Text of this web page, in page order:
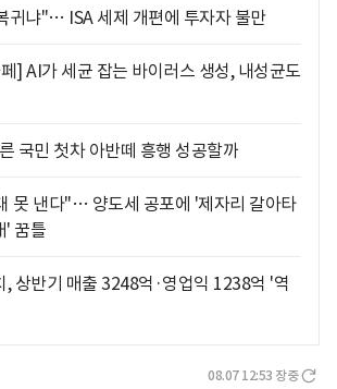
귀냐"… ISA 세제 개편에 투자자 불만
] AI가 세균 잡는 바이러스 생성, 내성균도
국민 첫차 아반떼 흥행 성공할까
못 낸다"… 양도세 공포에 '제자리 갈아타
' 꿈틀
, 상반기 매출 3248억·영업익 1238억 '역
08.07 12:53 장중